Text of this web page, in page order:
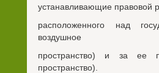
устанавливающие правовой
расположенного над
воздушное
пространство) и за ее
пространство).